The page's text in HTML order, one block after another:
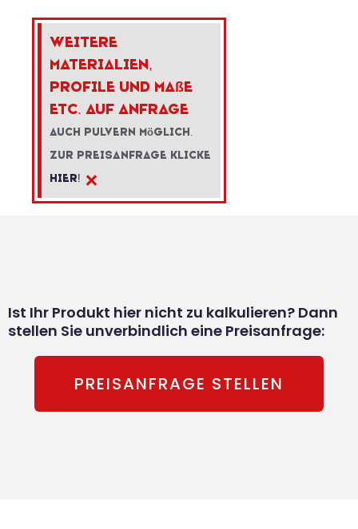
Weitere
Materialien,
Profile und Maße
etc. auf Anfrage
Auch Pulvern möglich.
Zur Preisanfrage klicke
hier! ×
Ist Ihr Produkt hier nicht zu kalkulieren? Dann
stellen Sie unverbindlich eine Preisanfrage:
PREISANFRAGE STELLEN